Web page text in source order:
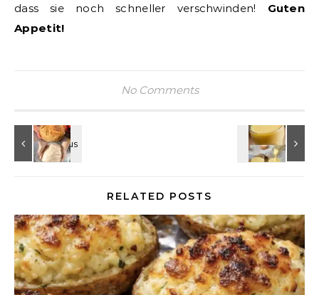
dass sie noch schneller verschwinden! Guten
Appetit!
No Comments
RELATED POSTS